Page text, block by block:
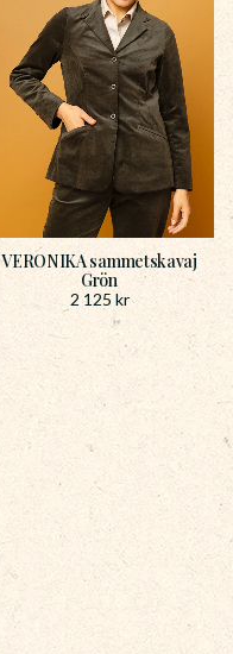
VERONIKA sammetskavaj
Grön
2 125 kr